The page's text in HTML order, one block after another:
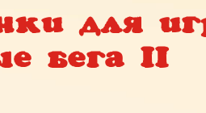
для
бега II